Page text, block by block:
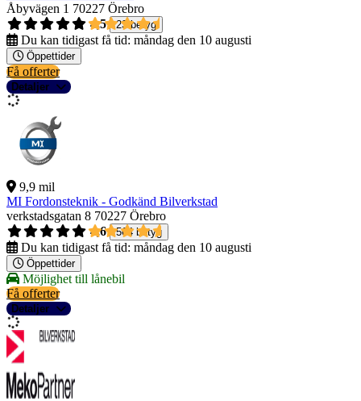
Åbyvägen 1 70227 Örebro
4,5
23 betyg
Du kan tidigast få tid: måndag den 10 augusti
Öppettider
Få offerter
Detaljer
9,9 mil
MI Fordonsteknik - Godkänd Bilverkstad
verkstadsgatan 8 70227 Örebro
4,6
564 betyg
Du kan tidigast få tid: måndag den 10 augusti
Öppettider
Möjlighet till lånebil
Få offerter
Detaljer